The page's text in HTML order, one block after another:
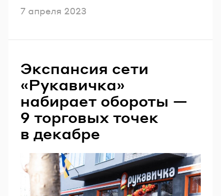
Опубликовано
7 апреля 2023
Экспансия сети
«Рукавичка»
набирает обороты —
9 торговых точек
в декабре